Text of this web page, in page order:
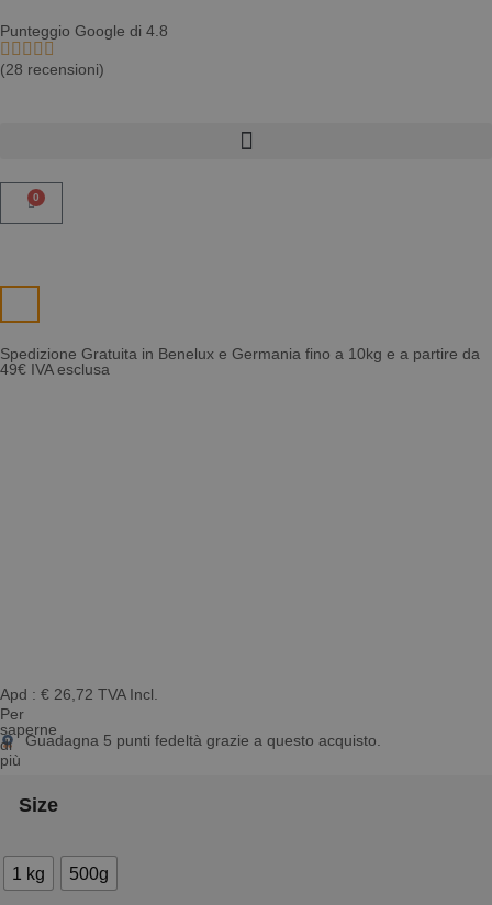
Punteggio Google di 4.8
(28 recensioni)
0
Spedizione Gratuita in Benelux e Germania fino a 10kg e a partire da
49€ IVA esclusa
Apd : € 26,72 TVA Incl.
Per
saperne
di
più
Guadagna 5 punti fedeltà grazie a questo acquisto.
Size
1 kg 500g